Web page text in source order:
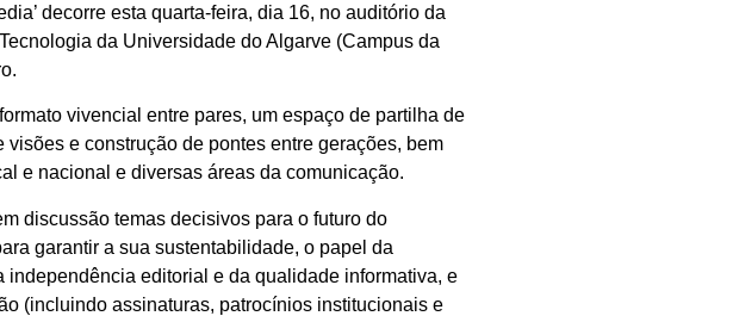
decorre esta quarta-feira, dia 16, no auditório da
da Universidade do Algarve (Campus da
vivencial entre pares, um espaço de partilha de
visões e construção de pontes entre gerações, bem
e nacional e diversas áreas da comunicação.
discussão temas decisivos para o futuro do
garantir a sua sustentabilidade, o papel da
independência editorial e da qualidade informativa, e
(incluindo assinaturas, patrocínios institucionais e